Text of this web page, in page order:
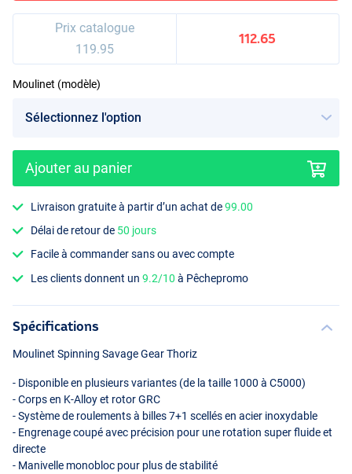
Prix catalogue
119.95
112.65
Moulinet (modèle)
Ajouter au panier
Livraison gratuite à partir d’un achat de99.00
Délai de retour de 50 jours
Facile à commander sans ou avec compte
Les clients donnent un9.2/10 à Pêchepromo
Spécifications
Moulinet Spinning Savage Gear Thoriz
- Disponible en plusieurs variantes (de la taille 1000 à C5000)
- Corps en K-Alloy et rotorGRC
- Système de roulements à billes 7+1 scellés en acier inoxydable
- Engrenage coupé avec précision pour une rotation super fluide et
directe
- Manivelle monobloc pour plus de stabilité